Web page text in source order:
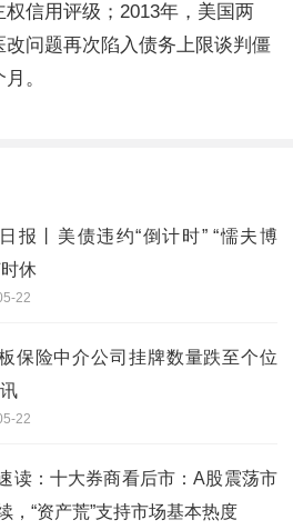
信用评级；2013年，美国两
问题再次陷入债务上限谈判僵
。
报丨美债违约“倒计时” “懦夫博
休
22
保险中介公司挂牌数量跌至个位
22
读：十大券商看后市：A股震荡市
，“资产荒”支持市场基本热度